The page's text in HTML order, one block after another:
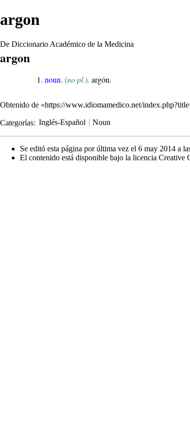
argon
De Diccionario Académico de la Medicina
argon
noun. (no pl.). argón.
Obtenido de «https://www.idiomamedico.net/
Categorías: Inglés-Español Noun
Se editó esta página por última vez el 6 may 2014 a
El contenido está disponible bajo la licencia Creative